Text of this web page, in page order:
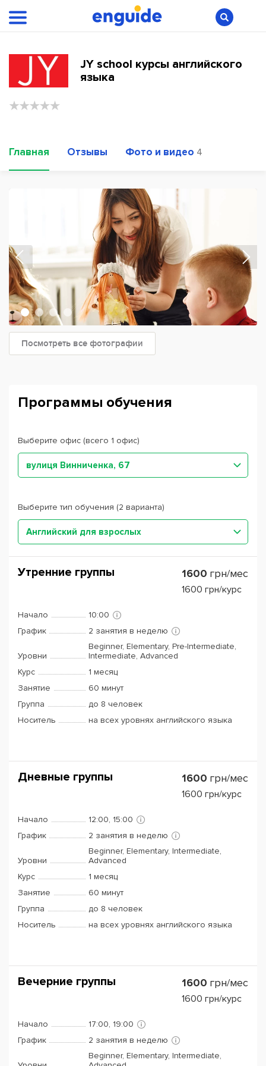
JY school курсы английского
языка
Главная Отзывы Фото и видео 4
Посмотреть все фотографии
Программы обучения
Выберите офис (всего 1 офис)
вулиця Винниченка, 67
Выберите тип обучения (2 варианта)
Английский для взрослых
Утренние группы 1600 грн/мес
1600 грн/курс
Начало
10:00
График
2 занятия в неделю
Уровни
Beginner, Elementary, Pre-Intermediate,
Intermediate, Advanced
Курс
1 месяц
Занятие
60 минут
Группа
до 8 человек
Носитель
на всех уровнях английского языка
Дневные группы 1600 грн/мес
1600 грн/курс
Начало
12:00, 15:00
График
2 занятия в неделю
Уровни
Beginner, Elementary, Intermediate,
Advanced
Курс
1 месяц
Занятие
60 минут
Группа
до 8 человек
Носитель
на всех уровнях английского языка
Вечерние группы 1600 грн/мес
1600 грн/курс
Начало
17:00, 19:00
График
2 занятия в неделю
Beginner, Elementary, Intermediate,